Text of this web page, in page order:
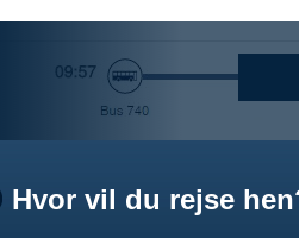
Hvor vil du rejse